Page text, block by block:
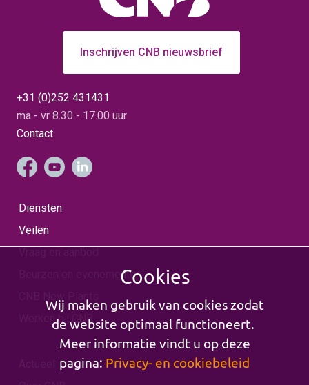
Inschrijven CNB nieuwsbrief
+31 (0)252 431431
ma - vr 8.30 - 17.00 uur
Contact
Diensten
Veilen
Beurzen en evenementen
CNB New Plants
Werken bij CNB
Cookies
Wij maken gebruik van cookies zodat
de website optimaal functioneert.
Meer informatie vindt u op deze
pagina: Privacy- en cookiebeleid